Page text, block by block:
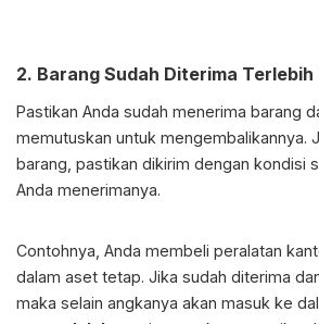
2. Barang Sudah Diterima Terlebih
Pastikan Anda sudah menerima barang
memutuskan untuk mengembalikannya.
barang, pastikan dikirim dengan kondisi
Anda menerimanya.
Contohnya, Anda membeli peralatan
dalam aset tetap. Jika sudah diterima
maka selain angkanya akan masuk ke